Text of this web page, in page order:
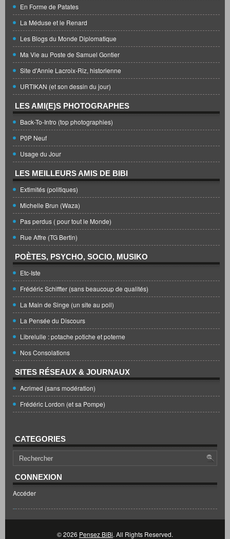
En Forme de Patates
La Méduse et le Renard
Les Blogs du Monde Diplomatique
Ma Vie au Poste de Samuel Gontier
Site d'Annie Lacroix-Riz, historienne
URTIKAN (et son dessin du jour)
LES AMI(E)S PHOTOGRAPHES
Back-To-Intro (top photographies)
P0P Neuf
Usage du Jour
LES MEILLEURS AMIS DE BIBI
Extimités (politiques)
Michelle Brun (Waza)
Pas perdus ( pour tout le Monde)
Rue Affre (TG Bertin)
POÈTES, PSYCHO, SOCIO, MUSIKO
Etc-Iste
Frédéric Schiffter (sans beaucoup de qualités)
La Main de Singe (un site au poil)
La Pensée du Discours
Librelulle : potache potiche et poterne
Nos Consolations
SITES RÉSEAUX & JOURNAUX
Acrimed (sans modération)
Frédéric Lordon (et sa Pompe)
CATEGORIES
CONNEXION
Accéder
© 2026 Pensez BiBi. All Rights Reserved.